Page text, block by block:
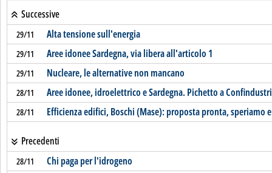
Successive
29/11 Alta tensione sull'energia
29/11 Aree idonee Sardegna, via libera all'articolo 1
29/11 Nucleare, le alternative non mancano
28/11 Aree idonee, idroelettrico e Sardegna. Pichetto a
28/11 Efficienza edifici, Boschi (Mase): proposta pronta, speriamo
Precedenti
28/11 Chi paga per l'idrogeno